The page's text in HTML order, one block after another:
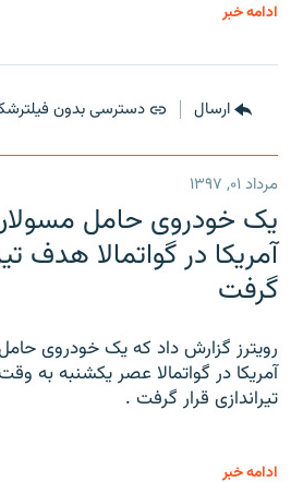
ادامه خبر
ارسال دسترسی بدون
مرداد ۰۱, ۱۳۹۷
یک خودروی حامل
آمریکا در گواتمالا هدف
گرفت
رویترز گزارش داد که یک خودروی
آمریکا در گواتمالا عصر یکشنبه به
تیراندازی قرار گرفت .
ادامه خبر